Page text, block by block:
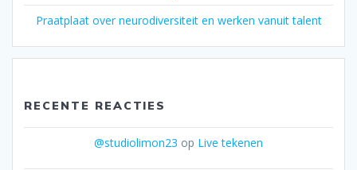
Praatplaat over neurodiversiteit en werken vanuit talent
RECENTE REACTIES
@studiolimon23 op Live tekenen